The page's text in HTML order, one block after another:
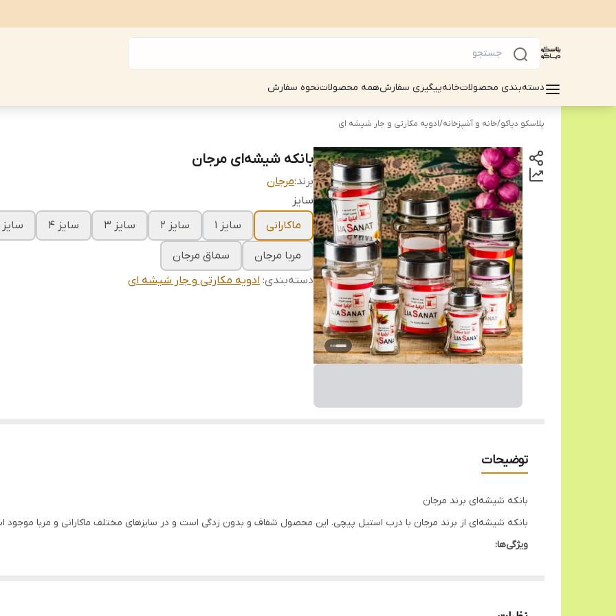
دسته‌بندی محصولاتخانهپیگیری سفارشهمه محصولاتنحوه سفارش
پلاسکو دیاکو/خانه و آشپزخانه/ادویه مکارتی و جار شیشه ای
بانکه شیشه‌ای مرجان
برند:مرجان
سایز
ماکارانی
سایز 1 سایز 2 سایز 3 سایز 4 سایز 5
مربا مرجان
سماق مرجان
دسته‌بندی: ادویه مکارتی و جار شیشه ای
توضیحات
بانکه شیشه‌ای برند مرجان
بانکه شیشه‌ای از برند مرجان با درب استیل پیچی. این محصول شفاف و بدون زدگی است و در سایزهای مختلف ماکارانی و مربا موجود
ویژگی‌ها:
بدون زدگی